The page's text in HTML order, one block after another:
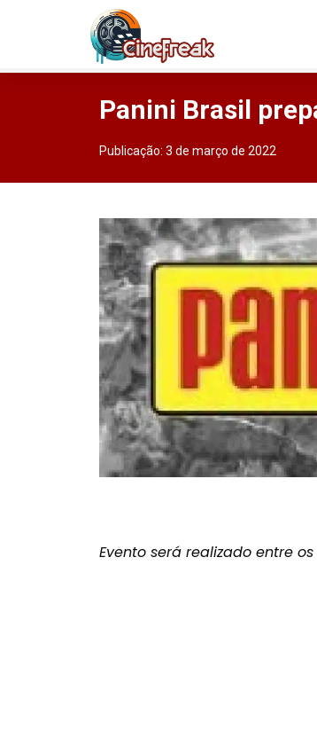
Panini Brasil
Publicação: 3 de março de 2022
Evento será realizado entre